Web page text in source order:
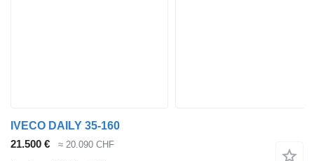
IVECO DAILY 35-160
21.500 €
≈ 20.090 CHF